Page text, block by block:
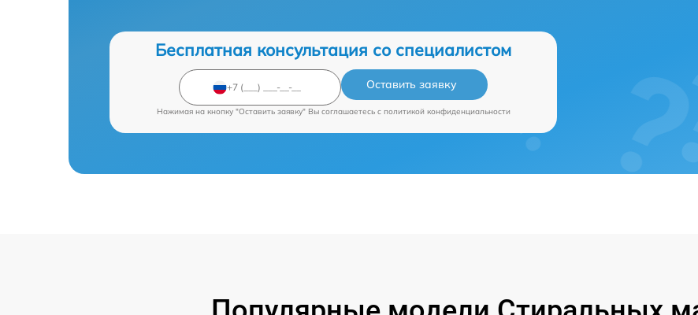
Бесплатная консультация со специалистом
Оставить заявку
Нажимая на кнопку "Оставить заявку" Вы соглашаетесь c политикой конфиденциальности